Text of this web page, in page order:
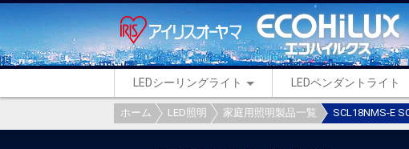
LEDシーリングライト LEDペンダントライト
ホーム LED照明 家庭用照明製品一覧 SCL18NMS-E